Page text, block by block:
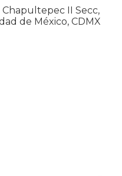
Chapultepec II Secc,
de México, CDMX